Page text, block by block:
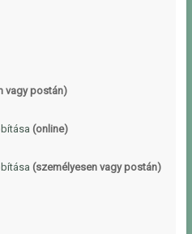
vagy postán)
(online)
(személyesen vagy postán)